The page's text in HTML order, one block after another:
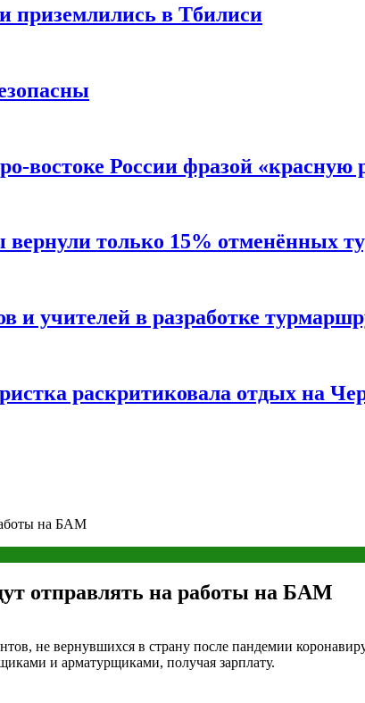
приземлились в Тбилиси
востоке России фразой
только 15% отменённых
учителей в разработке
раскритиковала отдых на
на БАМ
отправлять на работы на БАМ
не вернувшихся в страну после пандемии
и арматурщиками, получая зарплату.